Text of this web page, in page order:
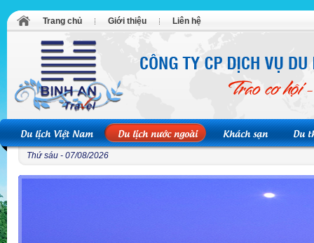
Trang chủ Giới thiệu Liên hệ
Du lịch Việt Nam Du lịch nước ngoài Khách sạn Du
Thứ sáu - 07/08/2026